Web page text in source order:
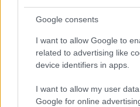
Google consents
I want to allow Google to
related to advertising like
device identifiers in apps.
I want to allow my user
Google for online